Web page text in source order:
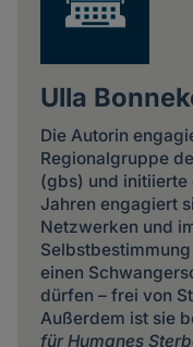
Ulla
Die Autorin
Regionalgruppe
(gbs) und initiierte
Jahren engagiert
Netzwerken und
einen
dürfen – frei von
Außerdem ist sie
für Humanes